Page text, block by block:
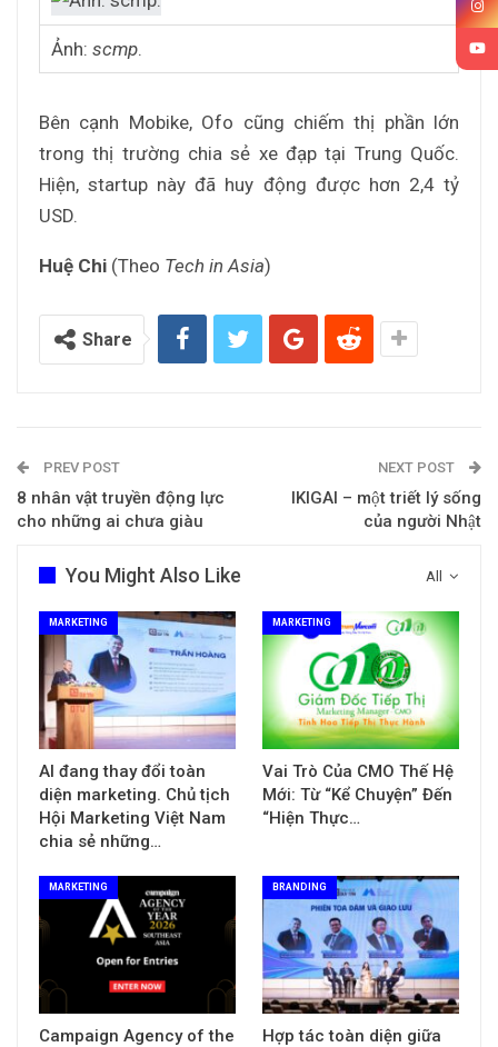
Ảnh: scmp.
Bên cạnh Mobike, Ofo cũng chiếm thị phần lớn
trong thị trường chia sẻ xe đạp tại Trung Quốc.
Hiện, startup này đã huy động được hơn 2,4 tỷ
USD.
Huệ Chi (Theo Tech in Asia)
Share
PREV POST
8 nhân vật truyền động lực
cho những ai chưa giàu
NEXT POST
IKIGAI – một triết lý sống
của người Nhật
All
You Might Also Like
MARKETING
AI đang thay đổi toàn
diện marketing. Chủ tịch
Hội Marketing Việt Nam
chia sẻ những…
MARKETING
Vai Trò Của CMO Thế Hệ
Mới: Từ “Kể Chuyện” Đến
“Hiện Thực…
MARKETING
Campaign Agency of the
BRANDING
Hợp tác toàn diện giữa